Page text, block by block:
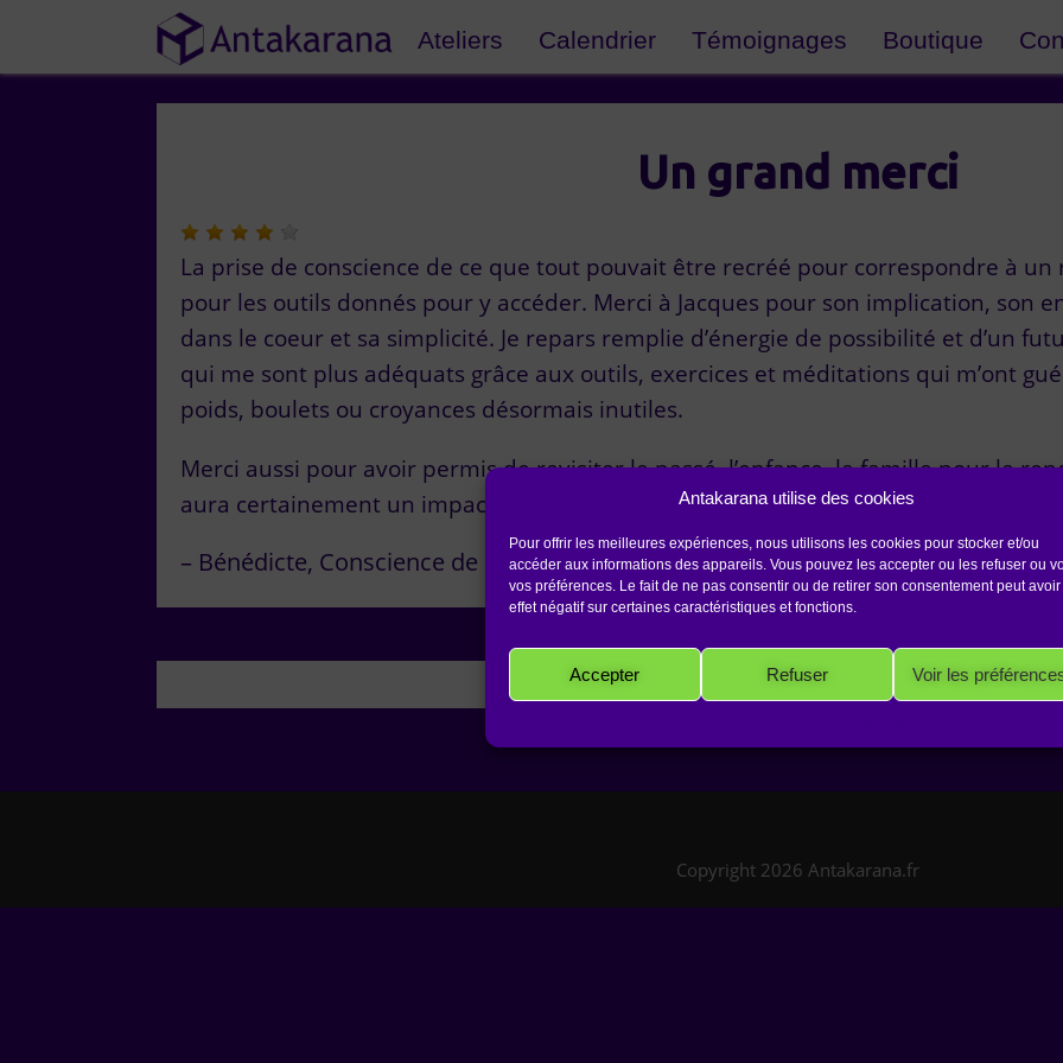
Antakarana utilise des cookies
Pour offrir les meilleures expériences, nous utilisons les cookies pour stocker et/ou
accéder aux informations des appareils. Vous pouvez les accepter ou les refuser ou
vos préférences. Le fait de ne pas consentir ou de retirer son consentement peut avoir
effet négatif sur certaines caractéristiques et fonctions.
Accepter Refuser Voir les
Ateliers Calendrier Témoignages Boutique
Un grand merci
La prise de conscience de ce que tout pouvait être recréé pour correspondre à
pour les outils donnés pour y accéder. Merci à Jacques pour son implication, son
dans le coeur et sa simplicité. Je repars remplie d’énergie de possibilité et d’un
qui me sont plus adéquats grâce aux outils, exercices et méditations qui m’ont
poids, boulets ou croyances désormais inutiles.
Merci aussi pour avoir permis de revisiter le passé, l’enfance, la famille pour la
aura certainement un impact sur tous les membres.
Bénédicte Conscience de Soi Montlaur
Copyright 2026 Antakarana.fr